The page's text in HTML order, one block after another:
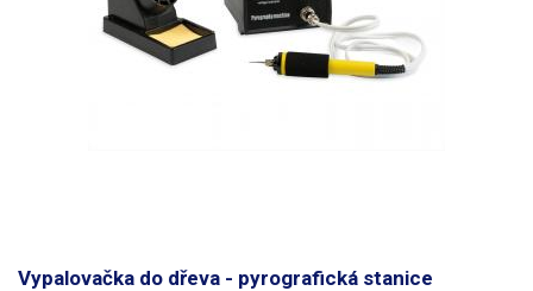
Vypalovačka do dřeva - pyrografická stanice